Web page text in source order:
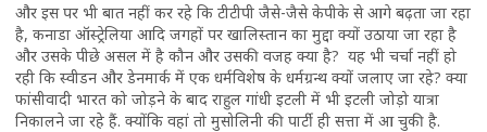
और इस पर भी बात नहीं कर रहे कि टीटीपी जैसे-जैसे केपीके से आगे बढ़ता जा रहा
है, कनाडा ऑस्ट्रेलिया आदि जगहों पर खालिस्तान का मुद्दा क्यों उठाया जा रहा है
और उसके पीछे असल में है कौन और उसकी वजह क्या है? यह भी चर्चा नहीं हो
रही कि स्वीडन और डेनमार्क में एक धर्मविशेष के धर्मग्रन्थ क्यों जलाए जा रहे? क्या
फांसीवादी भारत को जोड़ने के बाद राहुल गांधी इटली में भी इटली जोड़ो यात्रा
निकालने जा रहे हैं. क्योंकि वहां तो मुसोलिनी की पार्टी ही सत्ता में आ चुकी है.